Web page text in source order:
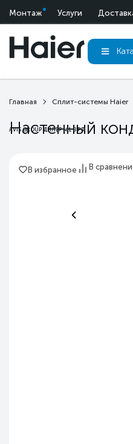
Монтаж Услуги
AVIS GROUP ДИЛЕР №1 В РФ
Главная Сплит-системы Haier
Настенный
В избранное В